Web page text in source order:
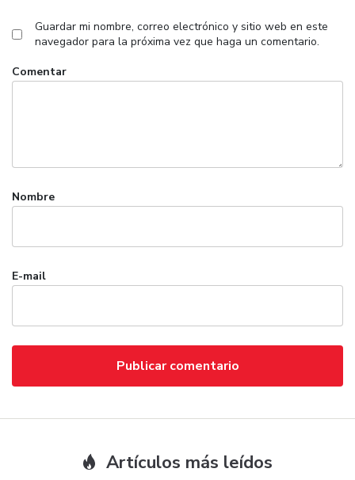
Nombre
E-mail
Guardar mi nombre, correo electrónico y sitio web en este
navegador para la próxima vez que haga un comentario.
Comentar
Artículos más leídos